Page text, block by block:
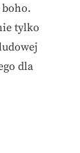
tylko
dla